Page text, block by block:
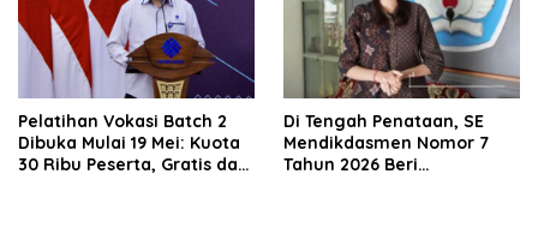
Pelatihan Vokasi Batch 2
Dibuka Mulai 19 Mei: Kuota
30 Ribu Peserta, Gratis dan
Di Tengah Penataan, SE
Mendikdasmen Nomor 7
Tahun 2026 Beri